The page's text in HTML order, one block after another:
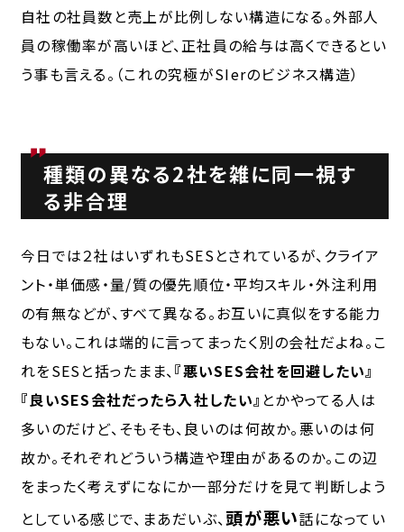
自社の社員数と売上が比例しない構造になる。外部人
員の稼働率が高いほど、正社員の給与は高くできるとい
う事も言える。（これの究極がSIerのビジネス構造）
種類の異なる2社を雑に同一視す
る非合理
今日では２社はいずれもSESとされているが、クライア
ント・単価感・量/質の優先順位・平均スキル・外注利用
の有無などが、すべて異なる。お互いに真似をする能力
もない。これは端的に言ってまったく別の会社だよね。こ
れをSESと括ったまま、『悪いSES会社を回避したい』
『良いSES会社だったら入社したい』 とかやってる人は
多いのだけど、そもそも、良いのは何故か。悪いのは何
故か。それぞれどういう構造や理由があるのか。この辺
をまったく考えずになにか一部分だけを見て判断しよう
としている感じで、まあだいぶ、頭が悪い話になってい